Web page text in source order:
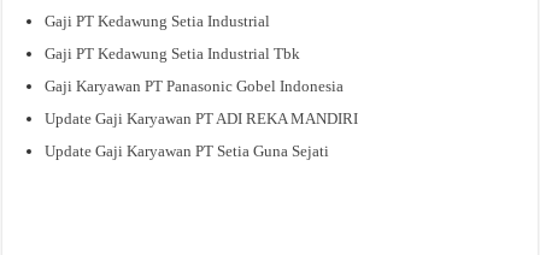
Gaji PT Kedawung Setia Industrial
Gaji PT Kedawung Setia Industrial Tbk
Gaji Karyawan PT Panasonic Gobel Indonesia
Update Gaji Karyawan PT ADI REKA MANDIRI
Update Gaji Karyawan PT Setia Guna Sejati